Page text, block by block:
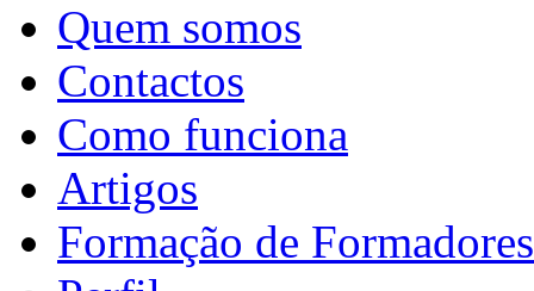
Quem somos
Contactos
Como funciona
Artigos
Formação de Formadores